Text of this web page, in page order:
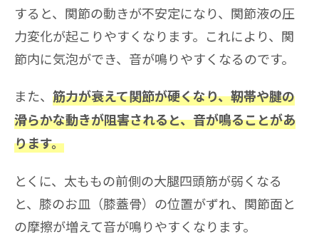
すると、関節の動きが不安定になり、関節液の圧
力変化が起こりやすくなります。これにより、関
節内に気泡ができ、音が鳴りやすくなるのです。
また、 筋力が衰えて関節が硬くなり、靭帯や腱の
滑らかな動きが阻害されると、音が鳴ることがあ
ります。
とくに、太ももの前側の大腿四頭筋が弱くなる
と、膝のお皿（膝蓋骨）の位置がずれ、関節面と
の摩擦が増えて音が鳴りやすくなります。